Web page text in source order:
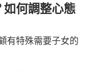
如何調整心態
有特殊需要子女的